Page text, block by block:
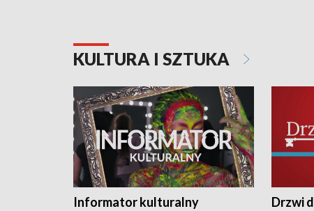
KULTURA I SZTUKA
Informator kulturalny Drzwi